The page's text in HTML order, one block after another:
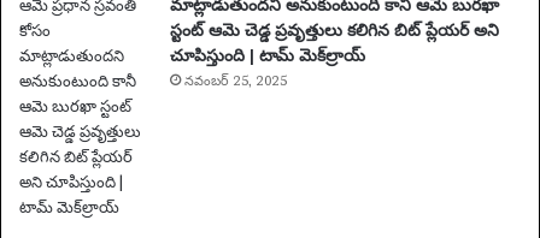
న
లు
|
ఫు
ట్‌
బా
ల్
వా
ర్త
మాట్లాడుతుందని అనుకుంటుంది కానీ ఆమె బురఖా
స్టంట్ ఆమె చెడ్డ ప్రవృత్తులు కలిగిన బిట్ ప్లేయర్ అని
చూపిస్తుంది | టామ్ మెక్‌ల్రాయ్
నవంబర్ 25, 2025